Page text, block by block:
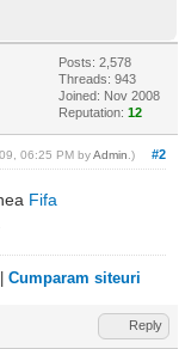
Posts: 2,578
Threads: 943
Joined: Nov 2008
Reputation: 12
#2
06:25 PM byAdmin .)
Fifa
Cumparam siteuri
Reply